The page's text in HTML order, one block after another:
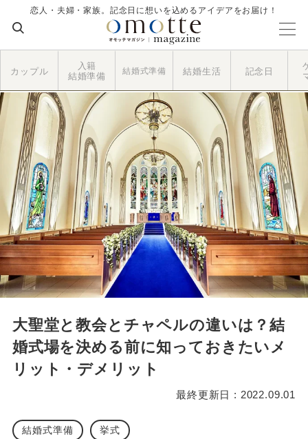
恋人・夫婦・家族。記念日に想いを込めるアイデアをお届け！
カップル
入籍
結婚準備
結婚式準備 結婚生活 記念日
大聖堂と教会とチャペルの違いは？結
婚式場を決める前に知っておきたいメ
リット・デメリット
最終更新日 : 2022.09.01
結婚式準備 挙式